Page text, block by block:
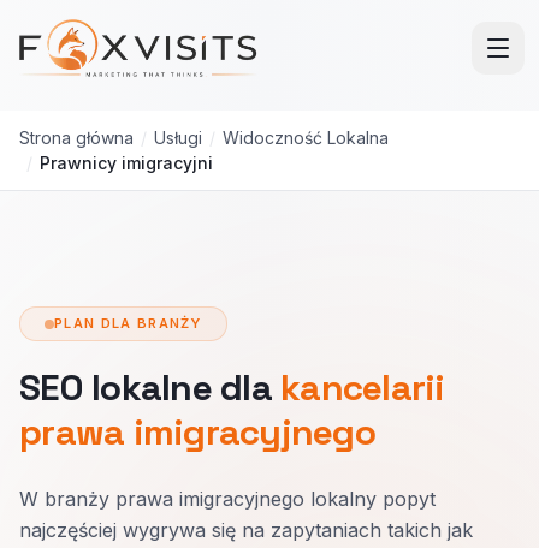
Przejdź do treści głównej
Strona główna / Usługi / Widoczność Lokalna
/ Prawnicy imigracyjni
PLAN DLA BRANŻY
SEO lokalne dla kancelarii
prawa imigracyjnego
W branży prawa imigracyjnego lokalny popyt
najczęściej wygrywa się na zapytaniach takich jak